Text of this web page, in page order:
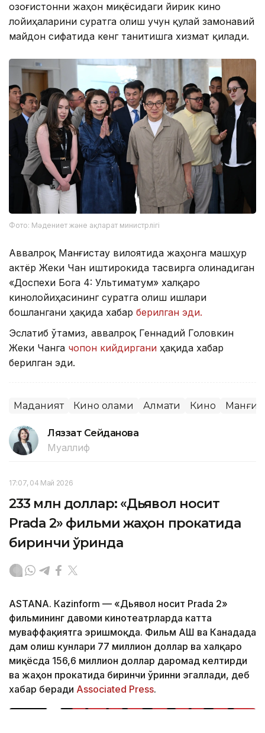
Қозоғистонни жаҳон миқёсидаги йирик кино
лойиҳаларини суратга олиш учун қулай замонавий
майдон сифатида кенг танитишга хизмат қилади.
Фото: Мәдениет және ақпарат министрлігі
Аввалроқ Манғистау вилоятида жаҳонга машҳур
актёр Жеки Чан иштирокида тасвирга олинадиган
«Доспехи Бога 4: Ультиматум» халқаро
кинолойиҳасининг суратга олиш ишлари
бошлангани ҳақида хабар берилган эди.
Эслатиб ўтамиз, аввалроқ Геннадий Головкин
Жеки Чанга чопон кийдиргани ҳақида хабар
берилган эди.
Маданият Кино олами Алмати Кино
Ляззат Сейданова
Муаллиф
17:07, 04 Май 2026
233 млн доллар: «Дьявол носит
Prada 2» фильми жаҳон прокатида
биринчи ўринда
ASTANА. Кazinform — «Дьявол носит Prada 2»
фильмининг давоми кинотеатрларда катта
муваффақиятга эришмоқда. Фильм АҚШ ва Канадада
дам олиш кунлари 77 миллион доллар ва халқаро
миқёсда 156,6 миллион доллар даромад келтирди
ва жаҳон прокатида биринчи ўринни эгаллади, деб
хабар беради Associated Press.